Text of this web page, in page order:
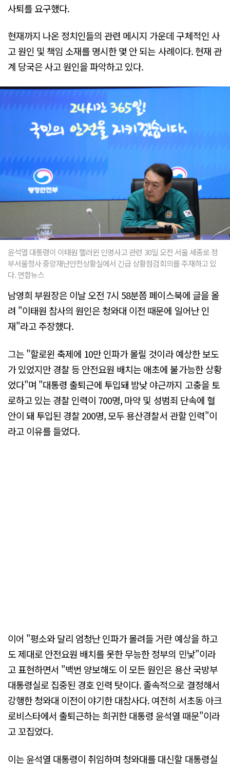
사퇴를 요구했다.
현재까지 나온 정치인들의 관련 메시지 가운데 구체적인 사
고 원인 및 책임 소재를 명시한 몇 안 되는 사례이다. 현재 관
계 당국은 사고 원인을 파악하고 있다.
윤석열 대통령이 이태원 핼러윈 인명사고 관련 30일 오전 서울 세종로 정
부서울청사 중앙재난안전상황실에서 긴급 상황점검회의를 주재하고 있
다. 연합뉴스
남영희 부원장은 이날 오전 7시 58분쯤 페이스북에 글을 올
려 "이태원 참사의 원인은 청와대 이전 때문에 일어난 인
재"라고 주장했다.
그는 "할로윈 축제에 10만 인파가 몰릴 것이라 예상한 보도
가 있었지만 경찰 등 안전요원 배치는 애초에 불가능한 상황
었다"며 "대통령 출퇴근에 투입돼 밤낮 야근까지 고충을 토
로하고 있는 경찰 인력이 700명, 마약 및 성범죄 단속에 혈
안이 돼 투입된 경찰 200명, 모두 용산경찰서 관할 인력"이
라고 이유를 들었다.
이어 "평소와 달리 엄청난 인파가 몰려들 거란 예상을 하고
도 제대로 안전요원 배치를 못한 무능한 정부의 민낯"이라
고 표현하면서 "백번 양보해도 이 모든 원인은 용산 국방부
대통령실로 집중된 경호 인력 탓이다. 졸속적으로 결정해서
강행한 청와대 이전이 야기한 대참사다. 여전히 서초동 아크
로비스타에서 출퇴근하는 희귀한 대통령 윤석열 때문"이라
고 꼬집었다.
이는 윤석열 대통령이 취임하며 청와대를 대신할 대통령실